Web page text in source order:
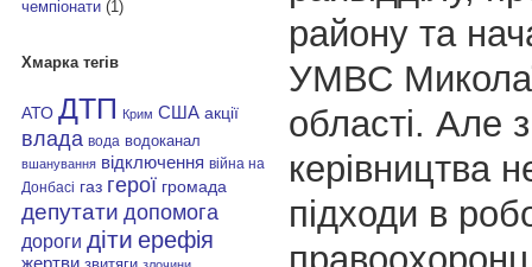
чемпіонати(1)
Хмарка тегів
АТО ДТП Крим США акції
влада вода водоканал
вшанування відключення війна на
Донбасі газ герої громада
депутати допомога
дороги діти ерефія
жертви
району та
УМВС
області. Але
керівництва
підходи в